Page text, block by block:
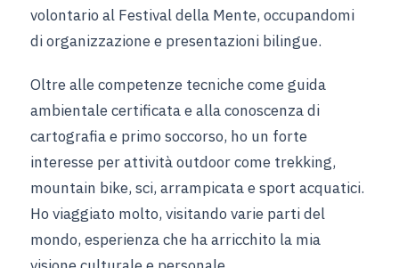
volontario al Festival della Mente, occupandomi
di organizzazione e presentazioni bilingue.
Oltre alle competenze tecniche come guida
ambientale certificata e alla conoscenza di
cartografia e primo soccorso, ho un forte
interesse per attività outdoor come trekking,
mountain bike, sci, arrampicata e sport acquatici.
Ho viaggiato molto, visitando varie parti del
mondo, esperienza che ha arricchito la mia